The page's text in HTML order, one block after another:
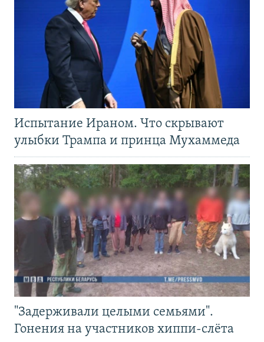
Испытание Ираном. Что скрывают
улыбки Трампа и принца Мухаммеда
"Задерживали целыми семьями".
Гонения на участников хиппи-слёта